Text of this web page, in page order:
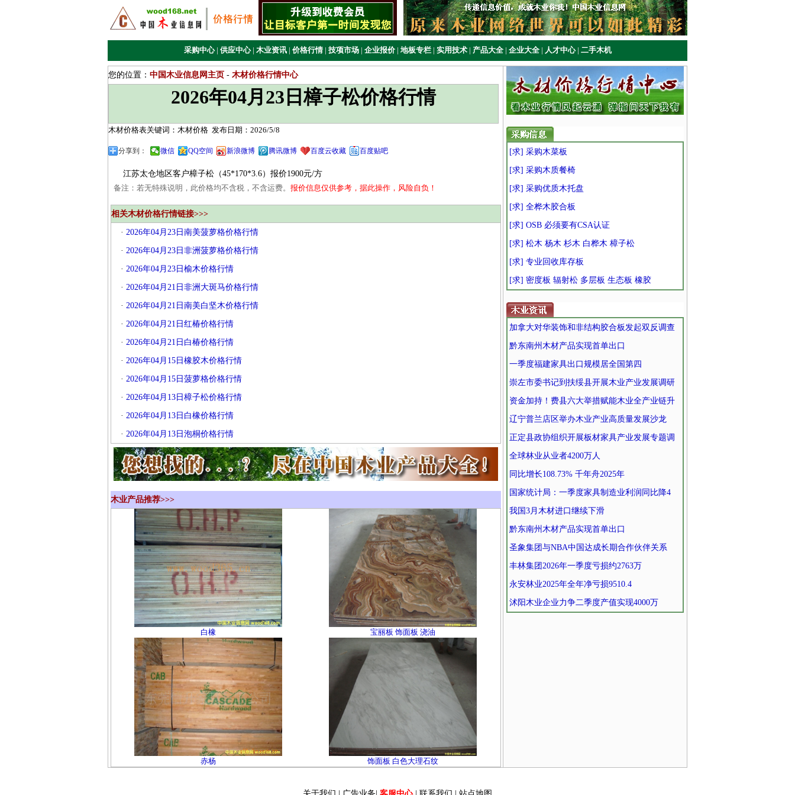
采购中心 | 供应中心 | 木业资讯 | 价格行情 | 技项市场 | 企业报价 | 地板专栏 | 实用技术 | 产品大全 | 企业大全 | 人才中心 | 二手木机
您的位置： 中国木业信息网主页 - 木材价格行情中心
2026年04月23日樟子松价格行情
木材价格表关键词：木材价格 发布日期：2026/5/8
分享到： 微信 QQ空间 新浪微博 腾讯微博 百度云收藏 百度贴吧
江苏太仓地区客户樟子松（45*170*3.6）报价1900元/方
备注：若无特殊说明，此价格均不含税，不含运费。 报价信息仅供参考，据此操作，风险自负！
相关木材价格行情链接>>>
· 2026年04月23日南美菠萝格价格行情
· 2026年04月23日非洲菠萝格价格行情
· 2026年04月23日榆木价格行情
· 2026年04月21日非洲大斑马价格行情
· 2026年04月21日南美白坚木价格行情
· 2026年04月21日红椿价格行情
· 2026年04月21日白椿价格行情
· 2026年04月15日橡胶木价格行情
· 2026年04月15日菠萝格价格行情
· 2026年04月13日樟子松价格行情
· 2026年04月13日白橡价格行情
· 2026年04月13日泡桐价格行情
木业产品推荐>>>
白橡 宝丽板 饰面板 浇油
赤杨 饰面板 白色大理石纹
[求] 采购木菜板
[求] 采购木质餐椅
[求] 采购优质木托盘
[求] 全桦木胶合板
[求] OSB 必须要有CSA认证
[求] 松木 杨木 杉木 白桦木 樟子松
[求] 专业回收库存板
[求] 密度板 辐射松 多层板 生态板 橡胶
加拿大对华装饰和非结构胶合板发起双反调查
黔东南州木材产品实现首单出口
一季度福建家具出口规模居全国第四
崇左市委书记到扶绥县开展木业产业发展调研
资金加持！费县六大举措赋能木业全产业链升
辽宁普兰店区举办木业产业高质量发展沙龙
正定县政协组织开展板材家具产业发展专题调
全球林业从业者4200万人
同比增长108.73% 千年舟2025年
国家统计局：一季度家具制造业利润同比降4
我国3月木材进口继续下滑
黔东南州木材产品实现首单出口
圣象集团与NBA中国达成长期合作伙伴关系
丰林集团2026年一季度亏损约2763万
永安林业2025年全年净亏损9510.4
沭阳木业企业力争二季度产值实现4000万